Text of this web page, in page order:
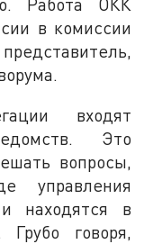
в комиссии
входят
Это
вопросы,
управления
находятся в
говоря,